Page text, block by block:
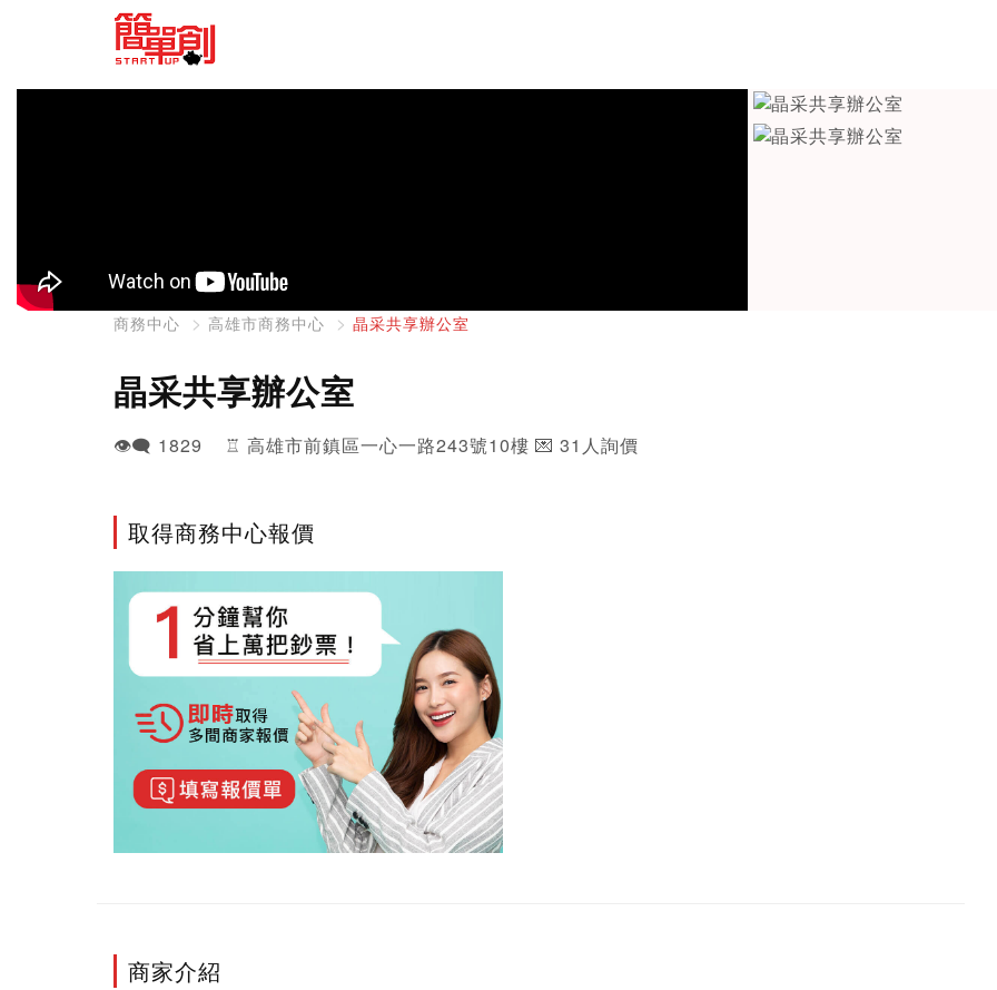
商務中心 高雄市商務中心 晶采共享辦公室
晶采共享辦公室
👁️‍🗨️ 1829 ♖ 高雄市前鎮區一心一路243號10樓 💌 31人詢價
取得商務中心報價
商家介紹